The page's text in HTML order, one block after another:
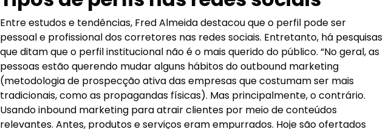
Entre estudos e tendências, Fred Almeida destacou que o perfil pode ser
pessoal e profissional dos corretores nas redes sociais. Entretanto, há pesquisas
que ditam que o perfil institucional não é o mais querido do público. “No geral, as
pessoas estão querendo mudar alguns hábitos do outbound marketing
(metodologia de prospecção ativa das empresas que costumam ser mais
tradicionais, como as propagandas físicas). Mas principalmente, o contrário.
Usando inbound marketing para atrair clientes por meio de conteúdos
relevantes. Antes, produtos e serviços eram empurrados. Hoje são ofertados